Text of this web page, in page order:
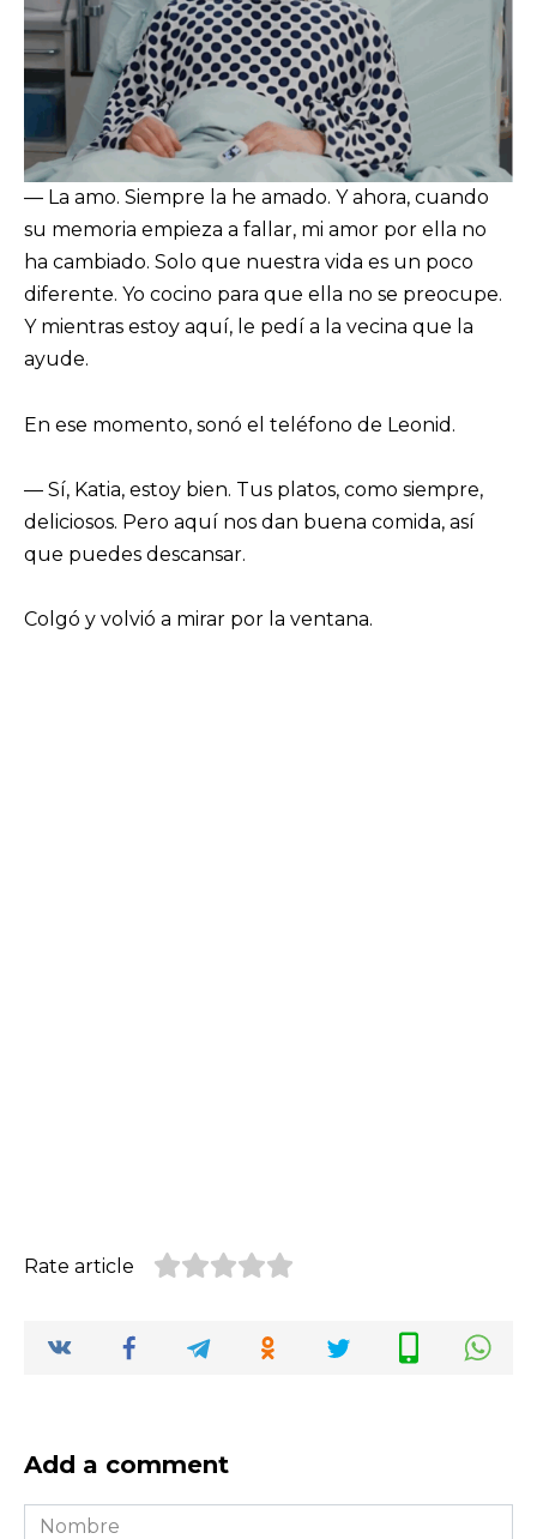
— La amo. Siempre la he amado. Y ahora, cuando
su memoria empieza a fallar, mi amor por ella no
ha cambiado. Solo que nuestra vida es un poco
diferente. Yo cocino para que ella no se preocupe.
Y mientras estoy aquí, le pedí a la vecina que la
ayude.
En ese momento, sonó el teléfono de Leonid.
— Sí, Katia, estoy bien. Tus platos, como siempre,
deliciosos. Pero aquí nos dan buena comida, así
que puedes descansar.
Colgó y volvió a mirar por la ventana.
Rate article
Add a comment
Nombre